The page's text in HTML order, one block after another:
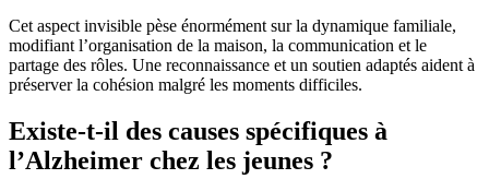
Cet aspect invisible pèse énormément sur la dynamique familiale,
modifiant l’organisation de la maison, la communication et le
partage des rôles. Une reconnaissance et un soutien adaptés aident à
préserver la cohésion malgré les moments difficiles.
Existe-t-il des causes spécifiques à
l’Alzheimer chez les jeunes ?